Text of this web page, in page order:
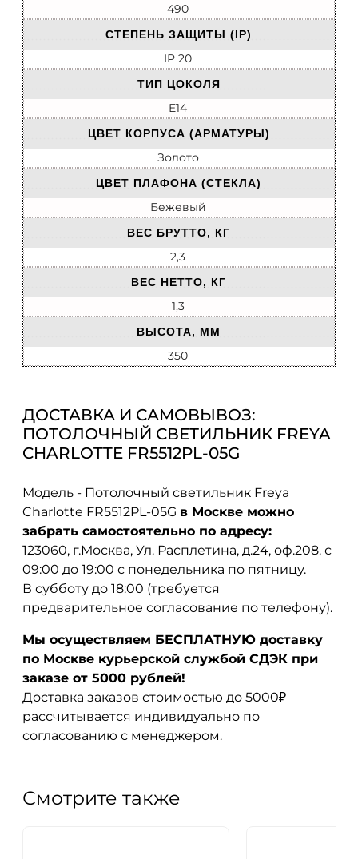
490
СТЕПЕНЬ ЗАЩИТЫ (IP)
IP 20
ТИП ЦОКОЛЯ
E14
ЦВЕТ КОРПУСА (АРМАТУРЫ)
Золото
ЦВЕТ ПЛАФОНА (СТЕКЛА)
Бежевый
ВЕС БРУТТО, КГ
2,3
ВЕС НЕТТО, КГ
1,3
ВЫСОТА, ММ
350
ДОСТАВКА И САМОВЫВОЗ:
ПОТОЛОЧНЫЙ СВЕТИЛЬНИК FREYA
CHARLOTTE FR5512PL-05G
Модель - Потолочный светильник Freya
Charlotte FR5512PL-05G в Москве можно
забрать самостоятельно по адресу:
123060, г.Москва, Ул. Расплетина, д.24, оф.208. с
09:00 до 19:00 с понедельника по пятницу.
В субботу до 18:00 (требуется
предварительное согласование по телефону).
Мы осуществляем БЕСПЛАТНУЮ доставку
по Москве курьерской службой СДЭК при
заказе от 5000 рублей!
Доставка заказов стоимостью до 5000₽
рассчитывается индивидуально по
согласованию с менеджером.
Смотрите также